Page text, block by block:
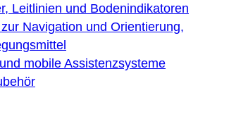
Leitlinien und Bodenindikatoren
Navigation und Orientierung,
mobile Assistenzsysteme